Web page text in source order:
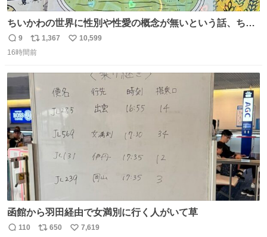
ちいかわの世界に性別や性愛の概念が無いという話、ちい
かわタロットでも恋人・女帝・女教皇あたりは性別を意識
させないように描かれてるんだよね。かなり徹底している
返
信
9
リ
ポ
ト
数
1,367
い
10,599
16時間前
函館から羽田経由で女満別に行く人がいて草
返
110
リ
650
い
7,619